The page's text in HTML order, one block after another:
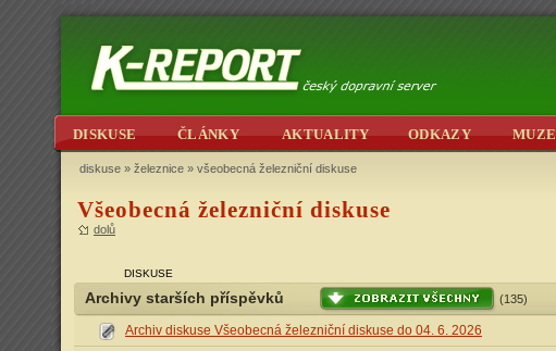
DISKUSE ČLÁNKY AKTUALITY ODKAZY
diskuse » železnice » všeobecná železniční diskuse
Všeobecná železniční diskuse
dolů
DISKUSE
Archivy starších příspěvků (135)
Archiv diskuse Všeobecná železniční diskuse do 04. 6. 2026